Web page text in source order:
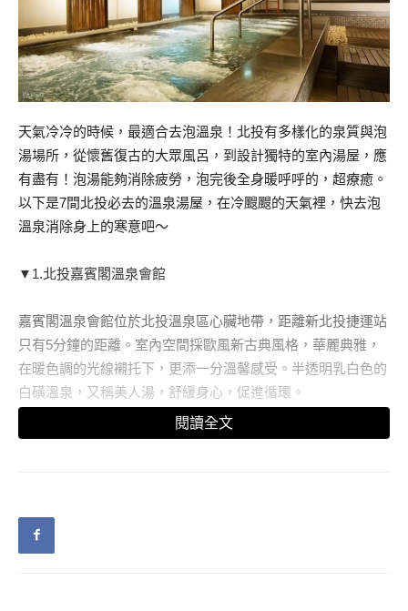
天氣冷冷的時候，最適合去泡溫泉！北投有多樣化的泉質與泡
湯場所，從懷舊復古的大眾風呂，到設計獨特的室內湯屋，應
有盡有！泡湯能夠消除疲勞，泡完後全身暖呼呼的，超療癒。
以下是7間北投必去的溫泉湯屋，在冷颼颼的天氣裡，快去泡
溫泉消除身上的寒意吧～
▼1.北投嘉賓閣溫泉會館
嘉賓閣溫泉會館位於北投溫泉區心臟地帶，距離新北投捷運站
只有5分鐘的距離。室內空間採歐風新古典風格，華麗典雅，
在暖色調的光線襯托下，更添一分溫馨感受。半透明乳白色的
白磺溫泉，又稱美人湯，舒緩身心，促進循環。
現在領取「幸福雙人房2小時泡湯券」，只要888元就能享受泡
（圖片來源：Klook）
閱讀全文